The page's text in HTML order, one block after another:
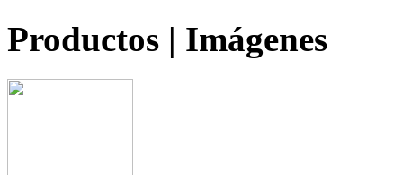
Productos | Imágenes